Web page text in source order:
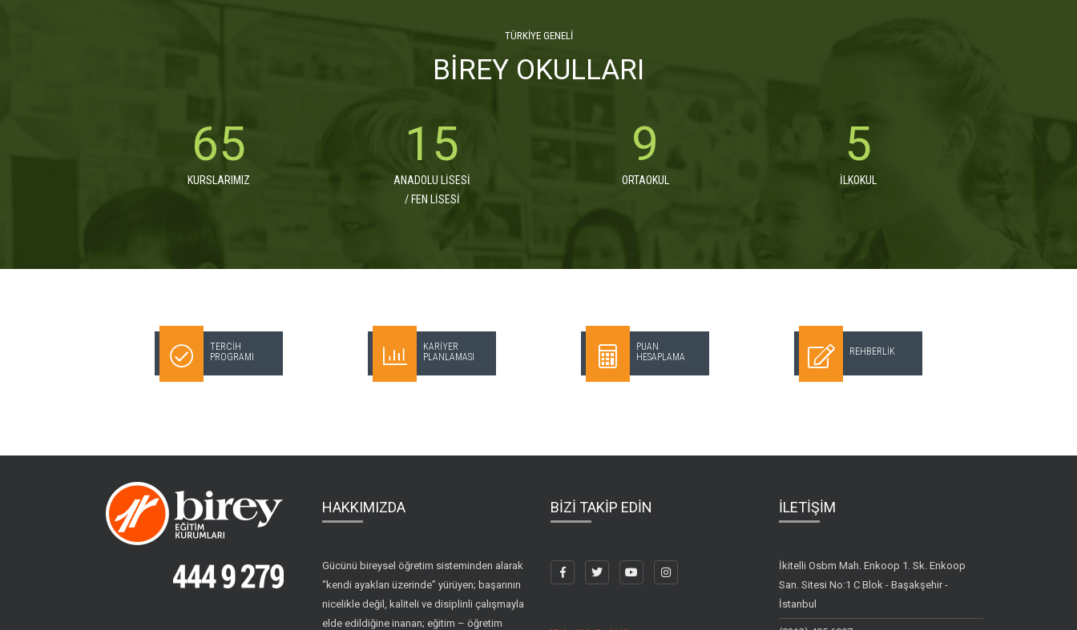
TÜRKİYE GENELİ
BİREY OKULLARI
90
KURSLARIMIZ
21
ANADOLU LİSESİ
/ FEN LİSESİ
12
ORTAOKUL
6
İLKOKUL
TERCİH
PROGRAMI
KARİYER
PLANLAMASI
PUAN
HESAPLAMA
REHBERLİK
HAKKIMIZDA
Gücünü bireysel öğretim sisteminden alarak
“kendi ayakları üzerinde” yürüyen; başarının
nicelikle değil, kaliteli ve disiplinli çalışmayla
elde edildiğine inanan; eğitim – öğretim
BİZİ TAKİP EDİN İLETİŞİM
İkitelli Osbm Mah. Enkoop 1. Sk. Enkoop
San. Sitesi No:1 C Blok - Başakşehir -
İstanbul